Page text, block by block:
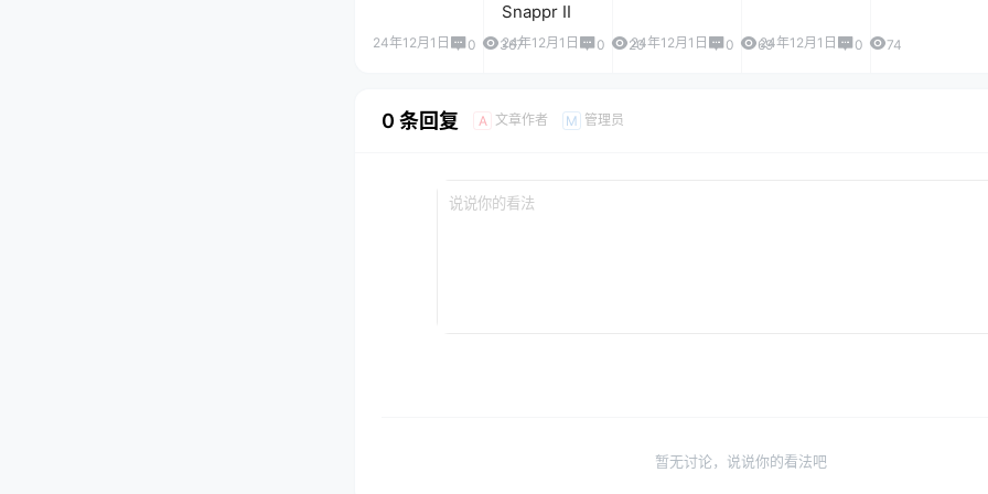
24年12月1日 0 367
Snappr II
24年12月1日 0 20
24年12月1日 0 69
24年12月1日 0 74
0 条回复 A 文章作者 M 管理员
暂无讨论，说说你的看法吧